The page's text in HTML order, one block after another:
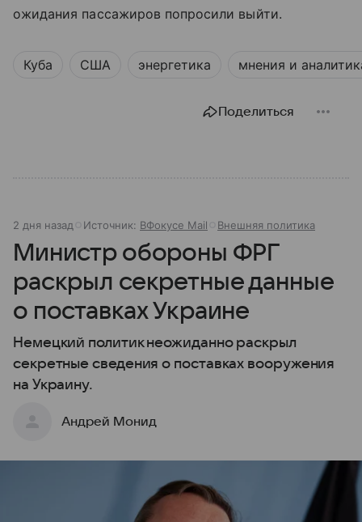
ожидания пассажиров попросили выйти.
Куба США энергетика мнения и
Поделиться
2 дня назад Источник: ВФокусе Mail Внешняя политика
Министр обороны ФРГ
раскрыл секретные данные
о поставках Украине
Немецкий политик неожиданно раскрыл
секретные сведения о поставках вооружения
на Украину.
Андрей Монид